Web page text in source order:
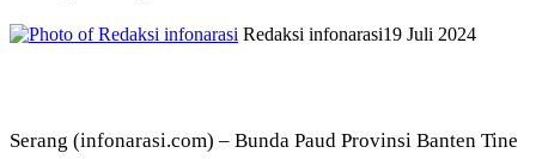
Redaksi infonarasi19 Juli 2024
Serang (infonarasi.com) – Bunda Paud Provinsi Banten Tine